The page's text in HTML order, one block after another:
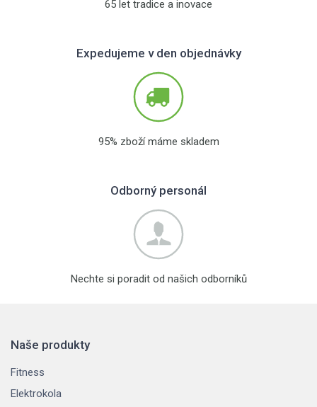
65 let tradice a inovace
Expedujeme v den objednávky
95% zboží máme skladem
Odborný personál
Nechte si poradit od našich odborníků
Naše produkty
Fitness
Elektrokola